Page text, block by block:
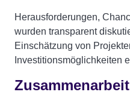
Herausforderungen,
wurden transparent
Einschätzung von
Investitionsmöglichkeiten